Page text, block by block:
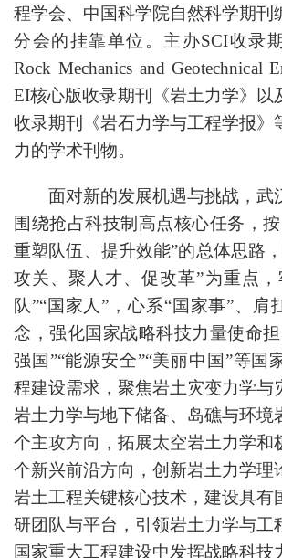
程学会、中国科学院自然科学期刊
分会的挂靠单位。主办SCI收录
Rock Mechanics and Geotechnical
EI核心版收录期刊《岩土力学》以
收录期刊《岩石力学与工程学报》
力的学术刊物。
面对新的发展机遇与挑战，武
围绕抢占科技制高点核心任务，按
重塑队伍、提升效能”的总体思路
攻关、聚人才、促改革”为重点，
队”“国家人”，心系“国家事”、肩
念，强化国家战略科技力量使命
强国”“能源安全”“美丽中国”等国
程建设需求，聚焦岩土灾变力学与
岩土力学与地下储备、岛礁与环境
个主攻方向，拓展太空岩土力学和
个新兴前沿方向，创新岩土力学理
岩土工程关键核心技术，建设具有
研团队与平台，引领岩土力学与工
国家重大工程建设中发挥战略科技